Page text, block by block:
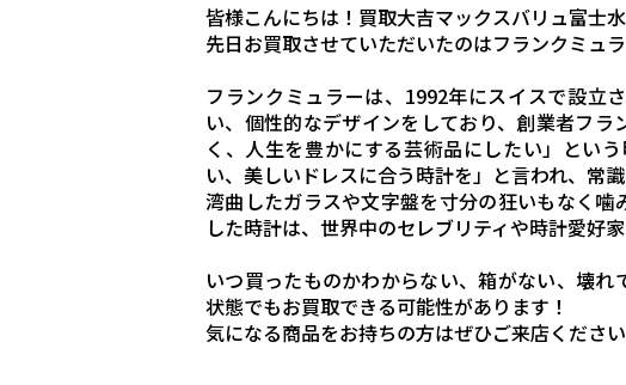
皆様こんにちは！買取大吉マックスバリュ富士
先日お買取させていただいたのはフランクミュラ
フランクミュラーは、1992年にスイスで設立
い、個性的なデザインをしており、創業者フ
く、人生を豊かにする芸術品にしたい」とい
い、美しいドレスに合う時計を」と言われ、常
湾曲したガラスや文字盤を寸分の狂いもなく
した時計は、世界中のセレブリティや時計愛好
いつ買ったものかわからない、箱がない、壊
状態でもお買取できる可能性があります！
気になる商品をお持ちの方はぜひご来店ください